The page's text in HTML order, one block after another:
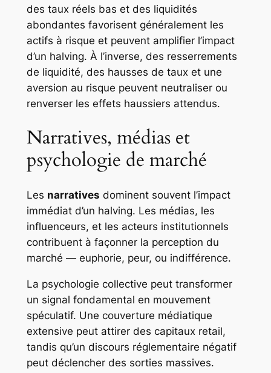
des taux réels bas et des liquidités
abondantes favorisent généralement les
actifs à risque et peuvent amplifier l’impact
d’un halving. À l’inverse, des resserrements
de liquidité, des hausses de taux et une
aversion au risque peuvent neutraliser ou
renverser les effets haussiers attendus.
Narratives, médias et
psychologie de marché
Les narratives dominent souvent l’impact
immédiat d’un halving. Les médias, les
influenceurs, et les acteurs institutionnels
contribuent à façonner la perception du
marché — euphorie, peur, ou indifférence.
La psychologie collective peut transformer
un signal fondamental en mouvement
spéculatif. Une couverture médiatique
extensive peut attirer des capitaux retail,
tandis qu’un discours réglementaire négatif
peut déclencher des sorties massives.